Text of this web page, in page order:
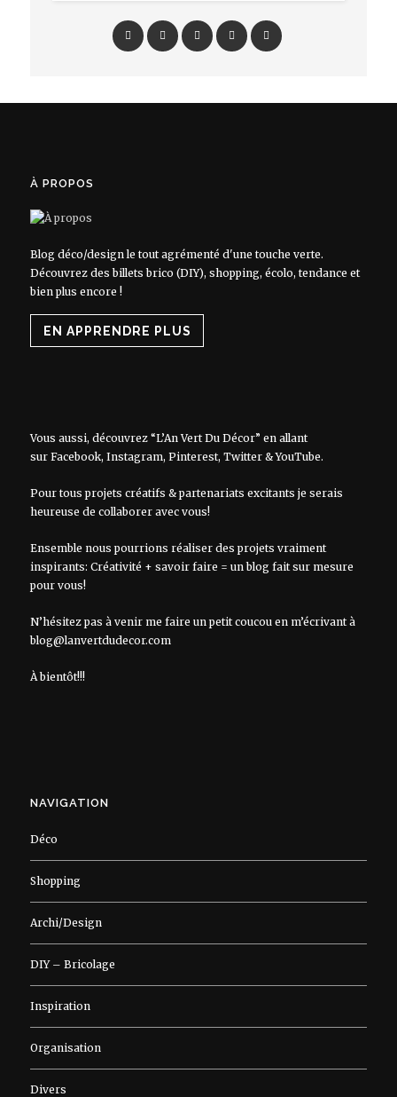
À PROPOS
Blog déco/design le tout agrémenté d'une touche verte.
Découvrez des billets brico (DIY), shopping, écolo, tendance et
bien plus encore !
EN APPRENDRE PLUS
Vous aussi, découvrez “L’An Vert Du Décor” en allant
sur Facebook, Instagram, Pinterest, Twitter&YouTube.
Pour tous projets créatifs & partenariats excitants je serais
heureuse de collaborer avec vous!
Ensemble nous pourrions réaliser des projets vraiment
inspirants: Créativité + savoir faire = un blog fait sur mesure
pour vous!
N’hésitez pas à venir me faire un petit coucou en m’écrivant à
blog@lanvertdudecor.com
À bientôt!!!
NAVIGATION
Déco
Shopping
Archi/Design
DIY – Bricolage
Inspiration
Organisation
Divers